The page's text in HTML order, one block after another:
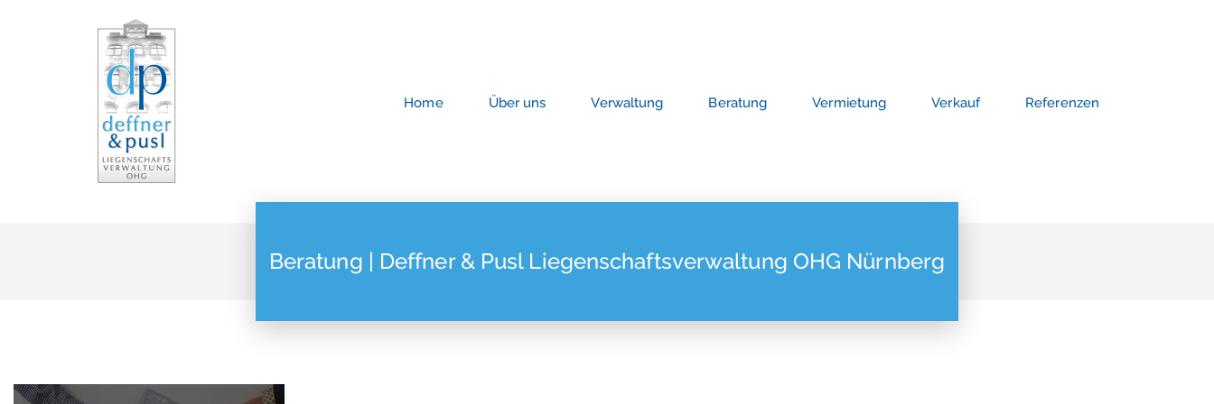
Home Über uns Verwaltung Beratung Vermietung Verkauf Referenzen
Beratung | Deffner & Pusl Liegenschaftsverwaltung OHG Nürnberg